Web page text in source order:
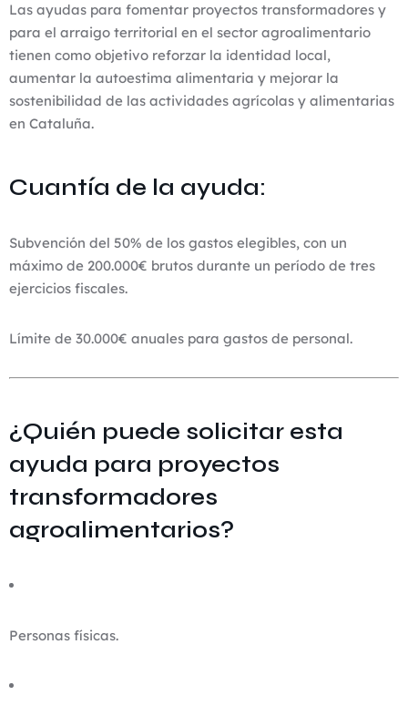
Las ayudas para fomentar proyectos transformadores y
para el arraigo territorial en el sector agroalimentario
tienen como objetivo reforzar la identidad local,
aumentar la autoestima alimentaria y mejorar la
sostenibilidad de las actividades agrícolas y alimentarias
en Cataluña.
Cuantía de la ayuda:
Subvención del 50% de los gastos elegibles, con un
máximo de 200.000€ brutos durante un período de tres
ejercicios fiscales.
Límite de 30.000€ anuales para gastos de personal.
¿Quién puede solicitar esta
ayuda para proyectos
transformadores
agroalimentarios?
Personas físicas.